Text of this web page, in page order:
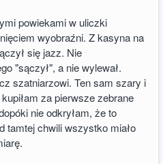
powiekami w uliczki
wyobraźni. Z kasyna na
się jazz. Nie
"sączył", a nie wylewał.
szatniarzowi. Ten sam szary i
za pierwsze zebrane
nie odkryłam, że to
tamtej chwili wszystko miało